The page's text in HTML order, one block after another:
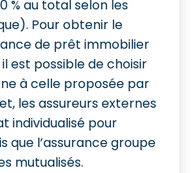
% au total selon les
Pour obtenir le
de prêt immobilier
est possible de choisir
à celle proposée par
les assureurs externes
individualisé pour
que l’assurance groupe
mutualisés.